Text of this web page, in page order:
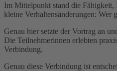
Im Mittelpunkt stand die Fähigkeit,
kleine Verhaltensänderungen: Wer
Genau hier setzte der Vortrag an
Die Teilnehmerinnen erlebten
Verbindung.
Genau diese Verbindung ist